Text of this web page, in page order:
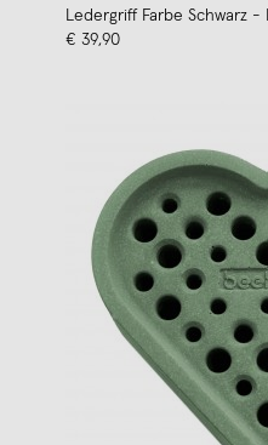
Ledergriff Farbe Schwarz -
verbrauchen
€ 39,90